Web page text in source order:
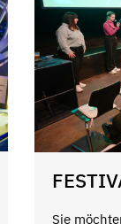
Sie